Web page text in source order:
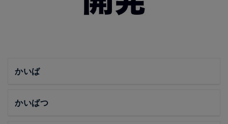
かいば
かいばつ